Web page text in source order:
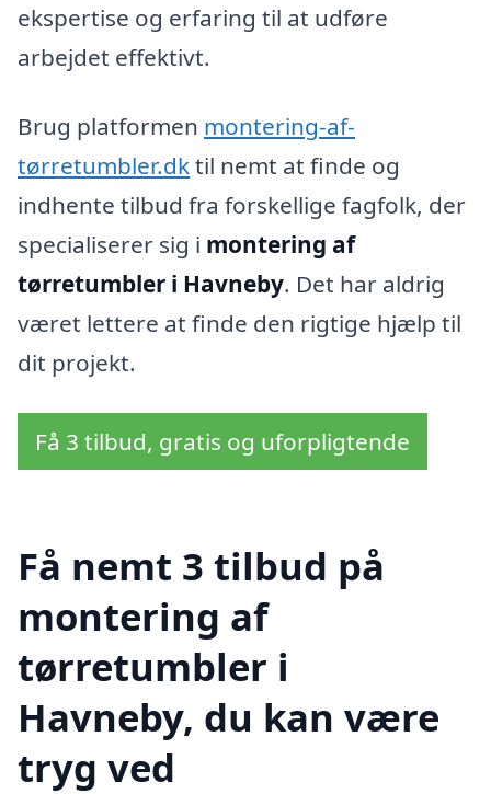
ekspertise og erfaring til at udføre
arbejdet effektivt.
Brug platformen montering-af-
tørretumbler.dktil nemt at finde og
indhente tilbud fra forskellige fagfolk, der
specialiserer sig i montering af
tørretumbler i Havneby. Det har aldrig
været lettere at finde den rigtige hjælp til
dit projekt.
Få 3 tilbud, gratis og uforpligtende
Få nemt 3 tilbud på
montering af
tørretumbler i
Havneby, du kan være
tryg ved